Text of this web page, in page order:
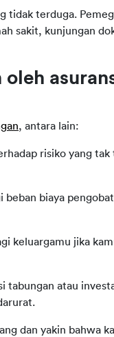
tidak terduga.
sakit, kunjungan
, antara lain:
risiko yang
beban biaya
keluargamu jika
tabungan atau
dan yakin bahwa